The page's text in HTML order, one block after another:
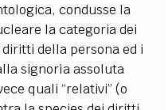
condusse la
la categoria dei
della persona ed i
signorìa assoluta
quali “relativi” (o